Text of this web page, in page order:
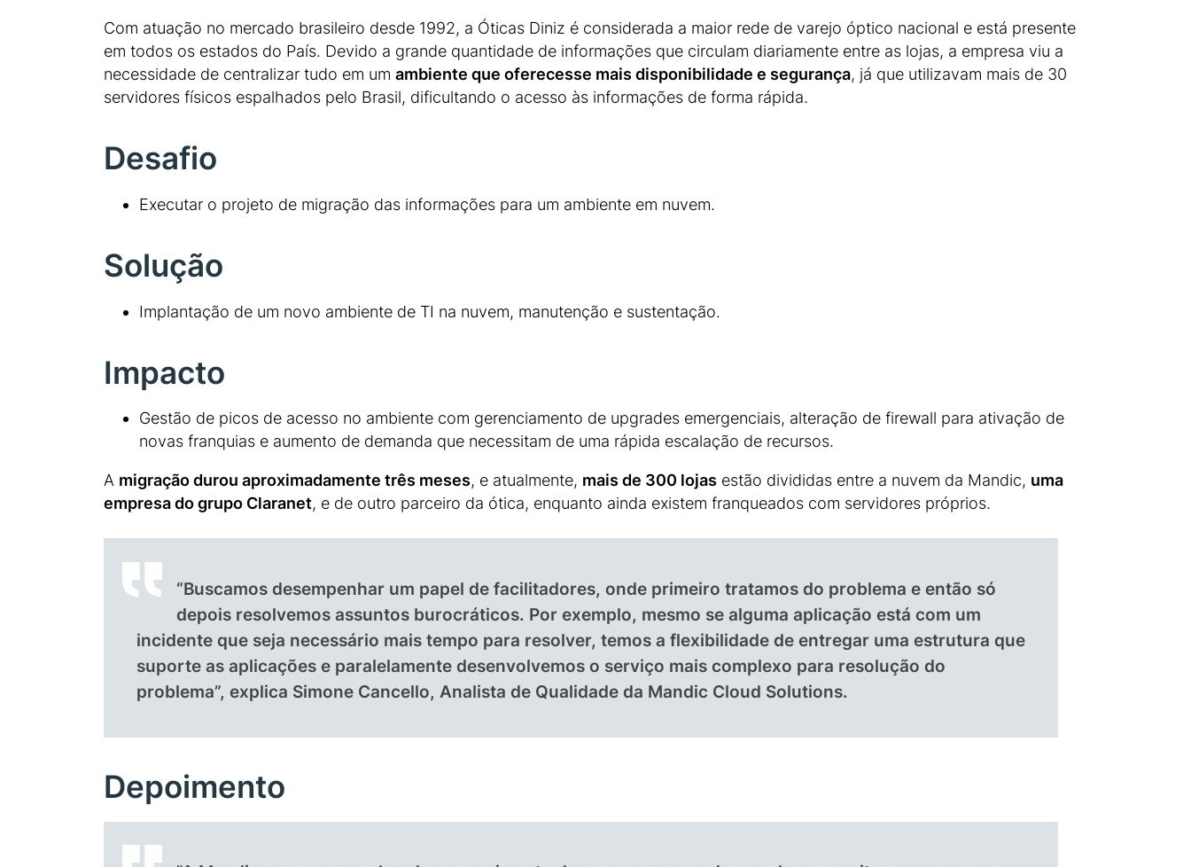
Com atuação no mercado brasileiro desde 1992, a Óticas Diniz é considerada a maior rede de varejo óptico nacional e está presente
em todos os estados do País. Devido a grande quantidade de informações que circulam diariamente entre as lojas, a empresa viu a
necessidade de centralizar tudo em um ambiente que oferecesse mais disponibilidade e segurança, já que utilizavam mais de 30
servidores físicos espalhados pelo Brasil, dificultando o acesso às informações de forma rápida.
Desafio
Executar o projeto de migração das informações para um ambiente em nuvem.
Solução
Implantação de um novo ambiente de TI na nuvem, manutenção e sustentação.
Impacto
Gestão de picos de acesso no ambiente com gerenciamento de upgrades emergenciais, alteração de firewall para ativação de
novas franquias e aumento de demanda que necessitam de uma rápida escalação de recursos.
A migração durou aproximadamente três meses, e atualmente, mais de 300 lojas estão divididas entre a nuvem da Mandic, uma
empresa do grupo Claranet, e de outro parceiro da ótica, enquanto ainda existem franqueados com servidores próprios.
“Buscamos desempenhar um papel de facilitadores, onde primeiro tratamos do problema e então só
depois resolvemos assuntos burocráticos. Por exemplo, mesmo se alguma aplicação está com um
incidente que seja necessário mais tempo para resolver, temos a flexibilidade de entregar uma estrutura que
suporte as aplicações e paralelamente desenvolvemos o serviço mais complexo para resolução do
problema”, explica Simone Cancello, Analista de Qualidade da Mandic Cloud Solutions.
Depoimento